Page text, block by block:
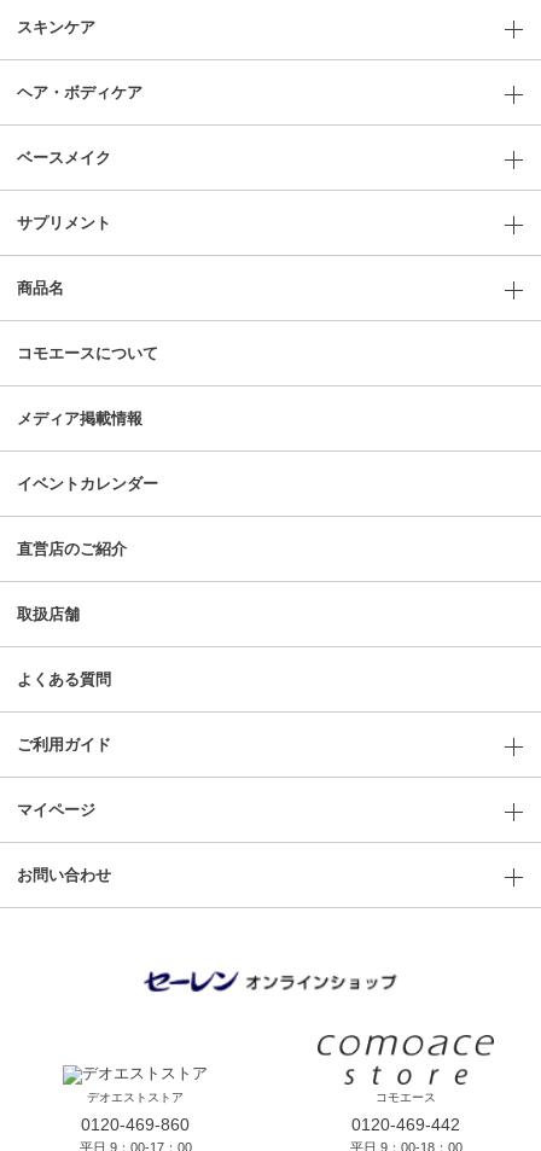
スキンケア
ヘア・ボディケア
ベースメイク
サプリメント
商品名
コモエースについて
メディア掲載情報
イベントカレンダー
直営店のご紹介
取扱店舗
よくある質問
ご利用ガイド
マイページ
お問い合わせ
デオエストストア
0120-469-860
平日 9：00-17：00
コモエース
0120-469-442
平日 9：00-18：00